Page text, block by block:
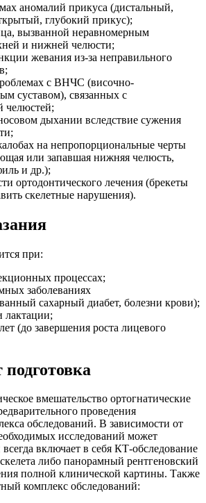
аномалий прикуса (дистальный,
глубокий прикус);
вызванной неравномерным
и нижней челюсти;
жевания из-за неправильного
с ВНЧС (височно-
суставом), связанных с
челюстей;
дыхании вследствие сужения
на непропорциональные черты
или запавшая нижняя челюсть,
и др.);
ортодонтического лечения (брекеты
скелетные нарушения).
при:
процессах;
заболеваниях
сахарный диабет, болезни крови);
лактации;
(до завершения роста лицевого
вмешательство ортогнатические
проведения
обследований. В зависимости от
исследований может
включает в себя КТ-обследование
либо панорамный рентгеновский
полной клинической картины. Также
комплекс обследований: